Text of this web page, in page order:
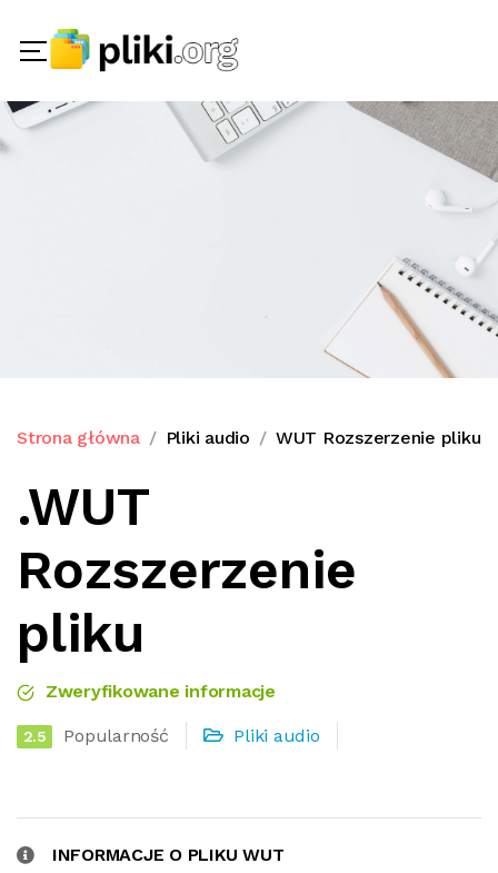
Strona główna Pliki audio WUT Rozszerzenie pliku
.WUT
Rozszerzenie
pliku
Zweryfikowane informacje
2.5 Popularność Pliki audio
INFORMACJE O PLIKU WUT